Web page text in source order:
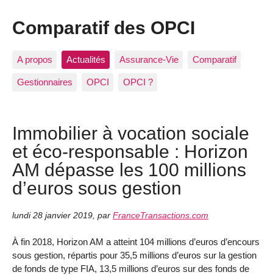
Comparatif des OPCI
A propos Actualités Assurance-Vie Comparatif
Gestionnaires OPCI OPCI ?
Immobilier à vocation sociale
et éco-responsable : Horizon
AM dépasse les 100 millions
d’euros sous gestion
lundi 28 janvier 2019 par FranceTransactions.com
À fin 2018, Horizon AM a atteint 104 millions d’euros d’encours
sous gestion, répartis pour 35,5 millions d’euros sur la gestion
de fonds de type FIA, 13,5 millions d’euros sur des fonds de